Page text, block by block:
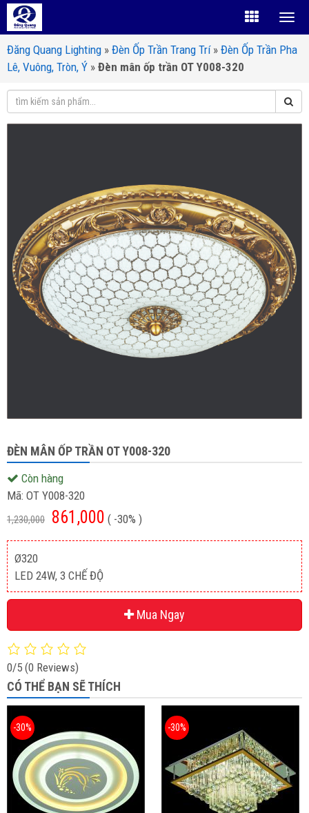
Đăng Quang Lighting » Đèn Ốp Trần Trang Trí» Đèn Ốp Trần Pha
Lê, Vuông, Tròn, Ý » Đèn mân ốp trần OT Y008-320
ĐÈN MÂN ỐP TRẦN OT Y008-320
Còn hàng
Mã: OT Y008-320
1,230,000 861,000 ( -30% )
Ø320
LED 24W, 3 CHẾ ĐỘ
Mua Ngay
0/5 (0 Reviews)
CÓ THỂ BẠN SẼ THÍCH
-30% -30%